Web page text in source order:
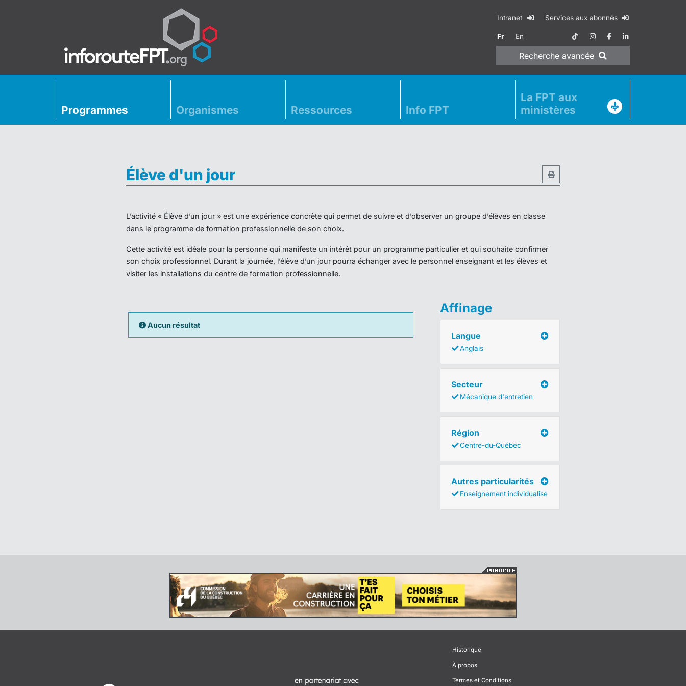
Intranet Services aux abonnés
Fr En
Recherche avancée
Programmes Organismes Ressources Info FPT
La FPT aux
ministères
Élève d'un jour
L’activité « Élève d’un jour » est une expérience concrète qui permet de suivre et d’observer un groupe d’élèves en classe
dans le programme de formation professionnelle de son choix.
Cette activité est idéale pour la personne qui manifeste un intérêt pour un programme particulier et qui souhaite confirmer
son choix professionnel. Durant la journée, l’élève d’un jour pourra échanger avec le personnel enseignant et les élèves et
visiter les installations du centre de formation professionnelle.
Aucun résultat
Affinage
Langue
Anglais
Secteur
Mécanique d'entretien
Région
Centre-du-Québec
Autres particularités
Enseignement individualisé
Historique
À propos
Termes et Conditions